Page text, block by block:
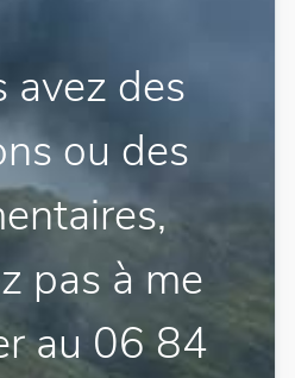
avez des
ou des
pas à me
au 06 84